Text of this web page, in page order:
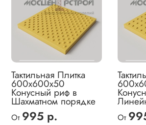
Тактильная Плитка
600х600х50
Конусный риф в
Шахматном порядке
От 995 р. От